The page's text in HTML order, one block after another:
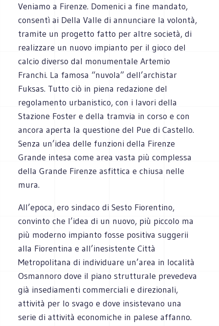
Veniamo a Firenze. Domenici a fine mandato,
consentì ai Della Valle di annunciare la volontà,
tramite un progetto fatto per altre società, di
realizzare un nuovo impianto per il gioco del
calcio diverso dal monumentale Artemio
Franchi. La famosa “nuvola” dell’archistar
Fuksas. Tutto ciò in piena redazione del
regolamento urbanistico, con i lavori della
Stazione Foster e della tramvia in corso e con
ancora aperta la questione del Pue di Castello.
Senza un’idea delle funzioni della Firenze
Grande intesa come area vasta più complessa
della Grande Firenze asfittica e chiusa nelle
mura.
All’epoca, ero sindaco di Sesto Fiorentino,
convinto che l’idea di un nuovo, più piccolo ma
più moderno impianto fosse positiva suggerii
alla Fiorentina e all’inesistente Città
Metropolitana di individuare un’area in località
Osmannoro dove il piano strutturale prevedeva
già insediamenti commerciali e direzionali,
attività per lo svago e dove insistevano una
serie di attività economiche in palese affanno.